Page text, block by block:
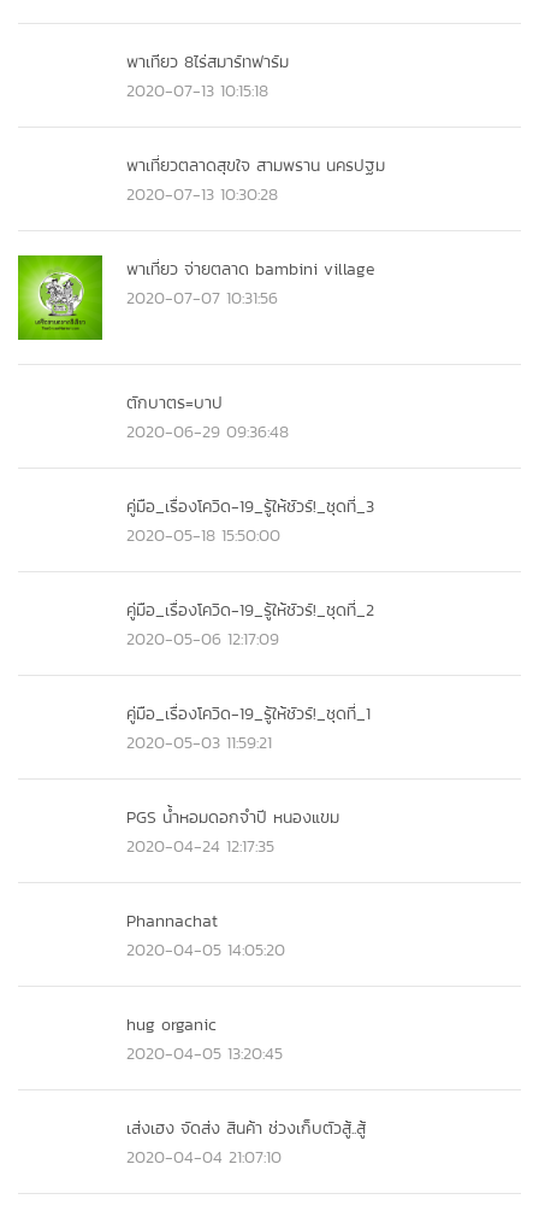
พาเทียว 8ไร่สมาร์ทฟาร์ม
2020-07-13 10:15:18
พาเที่ยวตลาดสุขใจ สามพราน นครปฐม
2020-07-13 10:30:28
พาเที่ยว จ่ายตลาด bambini village
2020-07-07 10:31:56
ตักบาตร=บาป
2020-06-29 09:36:48
คู่มือ_เรื่องโควิด-19_รู้ให้ชัวร์!_ชุดที่_3
2020-05-18 15:50:00
คู่มือ_เรื่องโควิด-19_รู้ให้ชัวร์!_ชุดที่_2
2020-05-06 12:17:09
คู่มือ_เรื่องโควิด-19_รู้ให้ชัวร์!_ชุดที่_1
2020-05-03 11:59:21
PGS น้ำหอมดอกจำปี หนองแขม
2020-04-24 12:17:35
Phannachat
2020-04-05 14:05:20
hug organic
2020-04-05 13:20:45
เส่งเฮง จัดส่ง สินค้า ช่วงเก็บตัวสู้..สู้
2020-04-04 21:07:10